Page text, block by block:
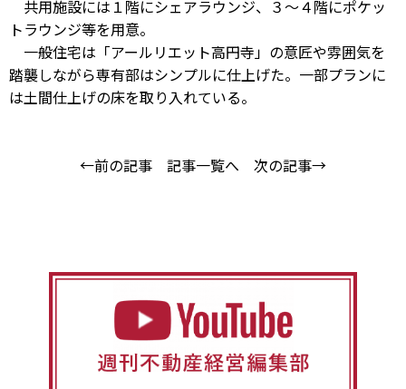
共用施設には１階にシェアラウンジ、３～４階にポケッ
トラウンジ等を用意。
一般住宅は「アールリエット高円寺」の意匠や雰囲気を
踏襲しながら専有部はシンプルに仕上げた。一部プランに
は土間仕上げの床を取り入れている。
←前の記事 記事一覧へ 次の記事→